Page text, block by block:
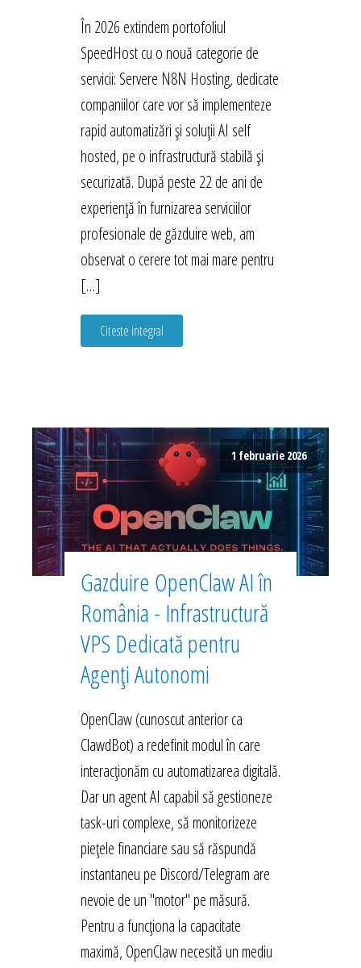
În 2026 extindem portofoliul
SpeedHost cu o nouă categorie de
servicii: Servere N8N Hosting, dedicate
companiilor care vor să implementeze
rapid automatizări și soluții AI self
hosted, pe o infrastructură stabilă și
securizată. După peste 22 de ani de
experiență în furnizarea serviciilor
profesionale de găzduire web, am
observat o cerere tot mai mare pentru
[…]
Citeste integral
1 februarie 2026
Gazduire OpenClaw AI în
România - Infrastructură
VPS Dedicată pentru
Agenți Autonomi
OpenClaw (cunoscut anterior ca
ClawdBot) a redefinit modul în care
interacționăm cu automatizarea digitală.
Dar un agent AI capabil să gestioneze
task-uri complexe, să monitorizeze
piețele financiare sau să răspundă
instantaneu pe Discord/Telegram are
nevoie de un "motor" pe măsură.
Pentru a funcționa la capacitate
maximă, OpenClaw necesită un mediu